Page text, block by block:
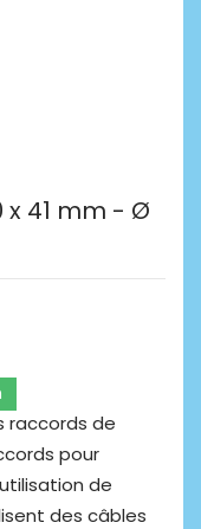
41 mm - Ø
raccords de
pour
de
des câbles